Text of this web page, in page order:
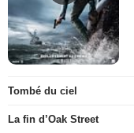
Tombé du ciel
La fin d’Oak Street